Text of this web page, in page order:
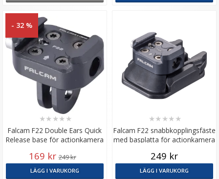
- 32 %
Falcam F22 Double Ears Quick
Release base för actionkamera
★★ ★★ ★
169 kr 249 kr
LÄGG I VARUKORG
Falcam F22 snabbkopplingsfäste
med basplatta för actionkamera
★★ ★★ ★
249 kr
LÄGG I VARUKORG